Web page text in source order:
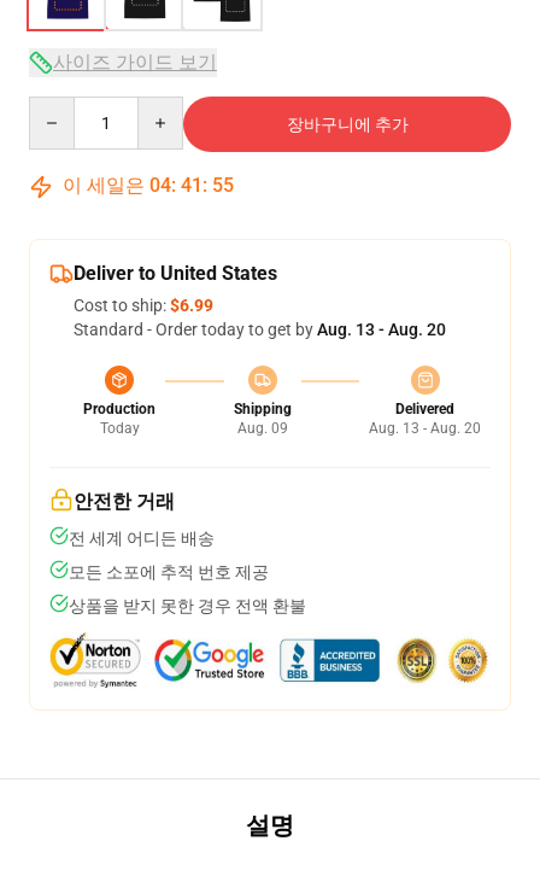
사이즈 가이드 보기
장바구니에 추가
이 세일은 04: 41 : 54
Deliver to United States
Cost to ship:$6.99
Standard - Order today to get byAug. 13 - Aug. 20
Production
Today
Shipping
Aug. 09
Delivered
Aug. 13 - Aug. 20
안전한 거래
전 세계 어디든 배송
모든 소포에 추적 번호 제공
상품을 받지 못한 경우 전액 환불
설명